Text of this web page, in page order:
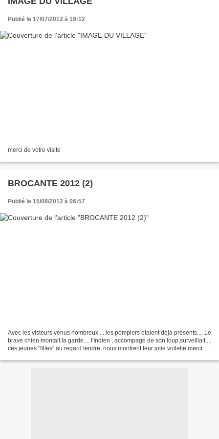
Publié le 17/07/2012 à 19:12
merci de votre visite
BROCANTE 2012 (2)
Publié le 15/08/2012 à 06:57
Avec les visteurs venus nombreux.... les pompiers étaient déjà présents.... Le
brave chien montait la garde.... l'Indien , accompagé de son loup,surveillait....
ces jeunes "filles" au regard tendre, nous montrent leur jolie voilette merci de